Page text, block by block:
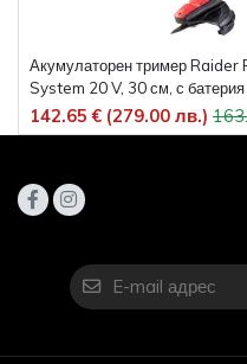
Акумулаторен тример Raider
System 20 V, 30 см, с батерия
142.65 € (279.00 лв.)